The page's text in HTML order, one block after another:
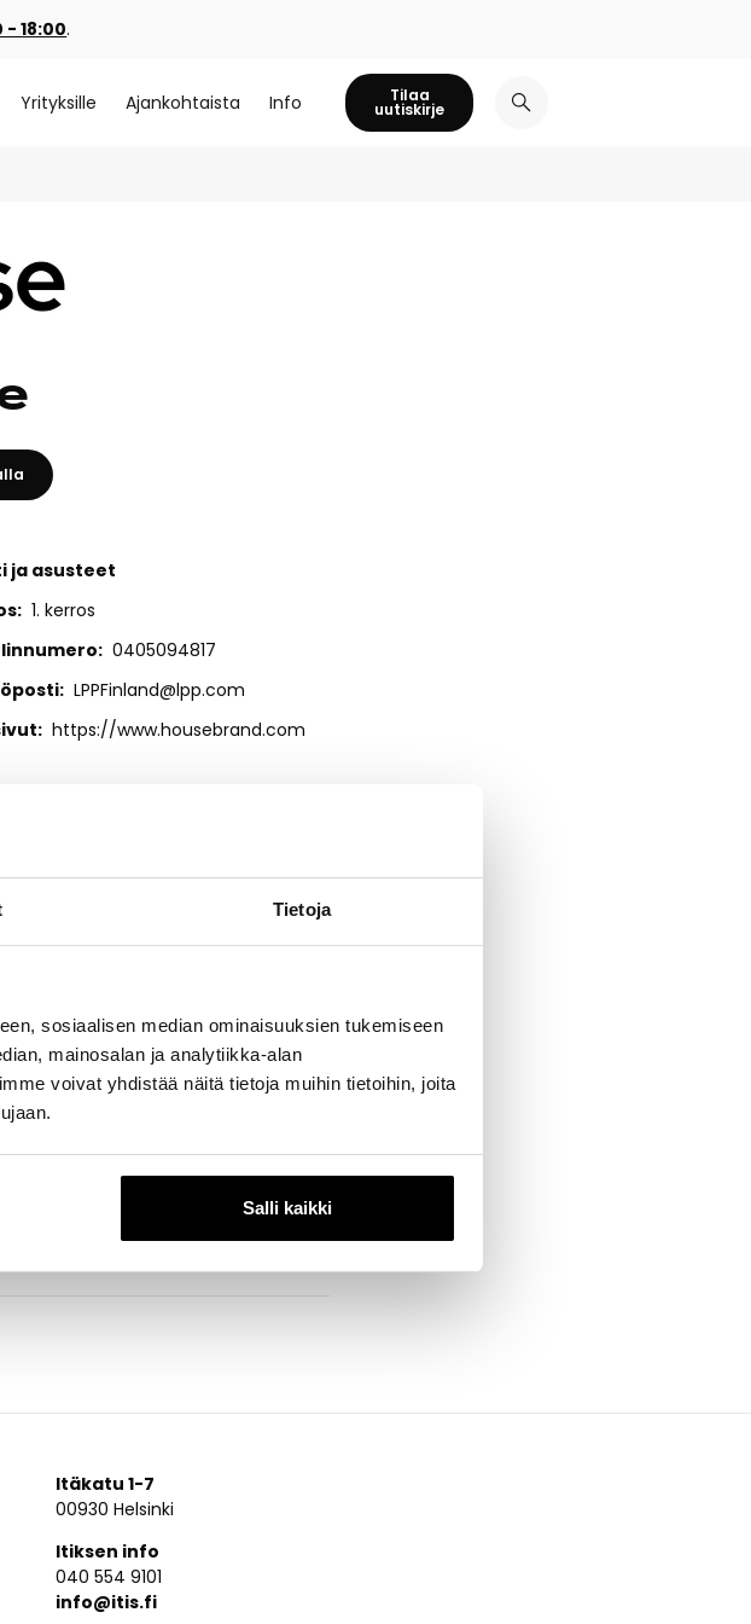
Tietoja
sosiaalisen median ominaisuuksien tukemiseen
mainosalan ja analytiikka-alan
voivat yhdistää näitä tietoja muihin tietoihin, joita
Salli kaikki
- 18:00.
Yrityksille Ajankohtaista Info Tilaa
uutiskirje
ja asusteet
1. kerros
0405094817
LPPFinland@lpp.com
https://www.housebrand.com
brändi. Kohderyhmänä
kaikille jotakin, pysymme trendien
muotimaailman trendit vastaamaan
muodikkaita vaatteita kaikille
Itäkatu 1-7
00930 Helsinki
Itiksen info
040 554 9101
info@itis.fi